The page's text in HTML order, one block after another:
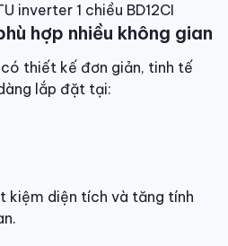
tăng cường khả năng chống ăn mòn
inverter 1 chiều BD12CI
hợp nhiều không gian
có thiết kế đơn giản, tinh tế
lắp đặt tại:
kiệm diện tích và tăng tính